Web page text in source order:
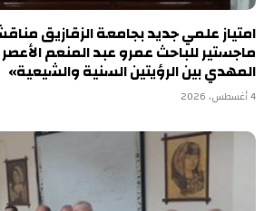
امتياز علمي جديد بجامعة الزقازيق
ماجستير للباحث عمرو عبد المنعم
المهدي بين الرؤيتين السنية والشيعية»
4 أغسطس، 2026